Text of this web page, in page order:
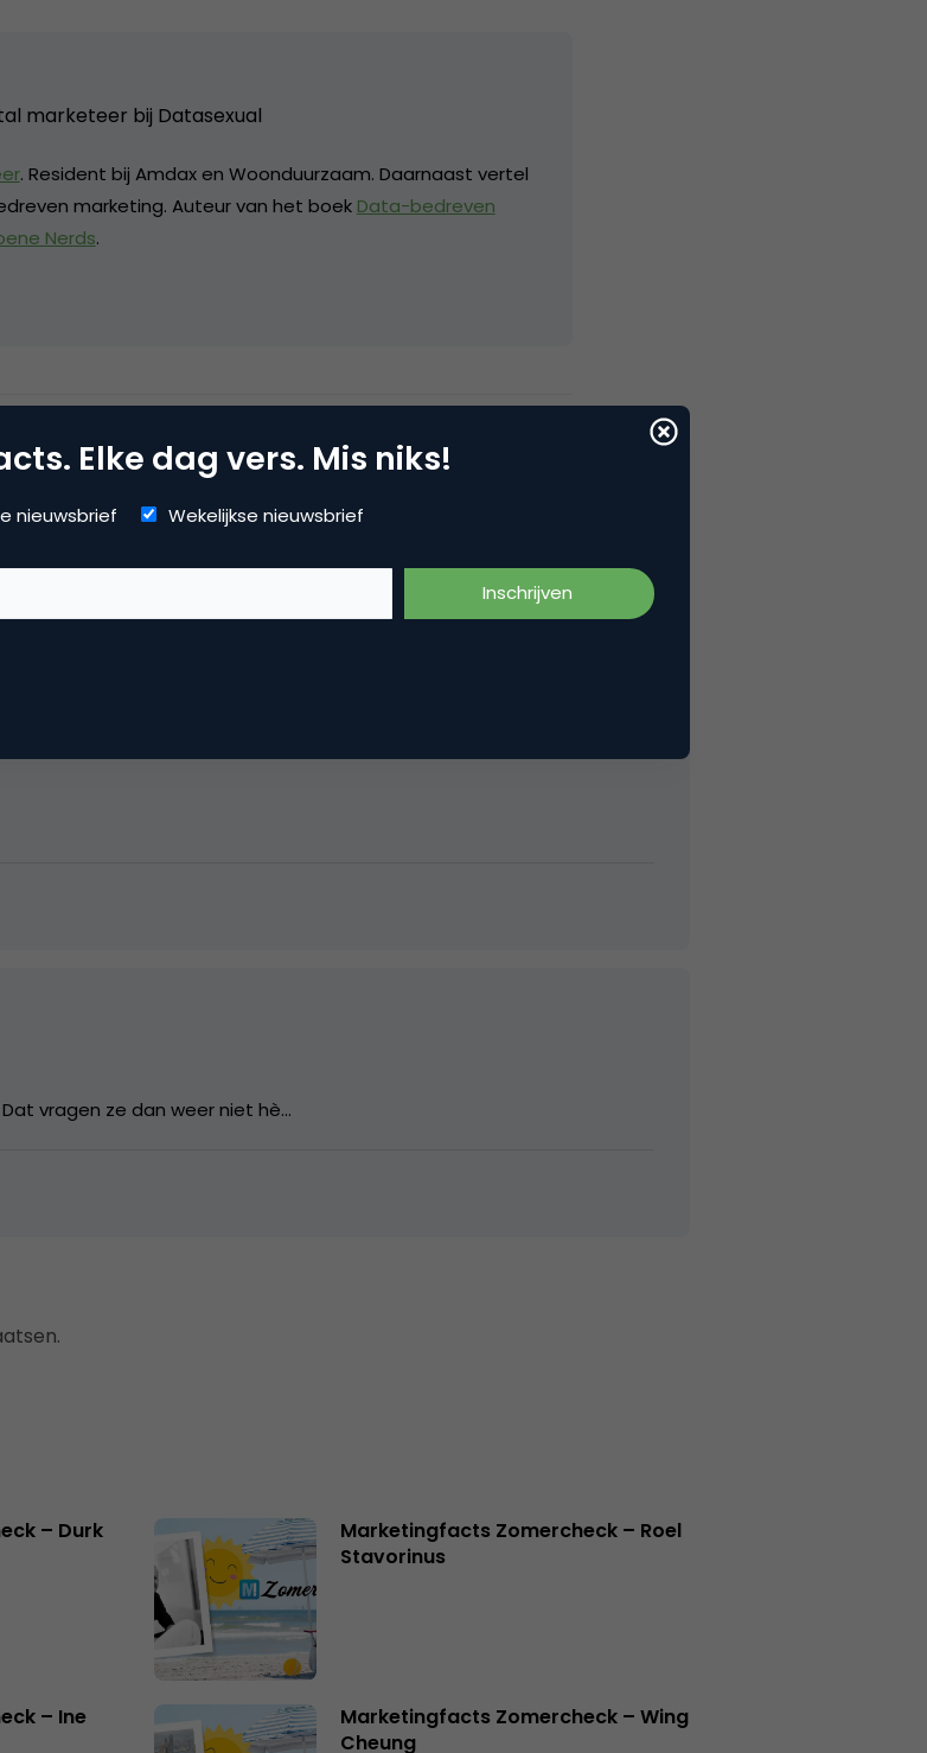
marketeer bij Datasexual
. Resident bij Amdax en Woonduurzaam. Daarnaast vertel
marketing. Auteur van het boek Data-bedreven
Nerds.
onderzoek
vragen ze dan weer niet hè…
– Durk
Marketingfacts Zomercheck – Roel
Stavorinus
– Ine
Marketingfacts Zomercheck – Wing
Cheung
Elke dag vers. Mis niks!
nieuwsbrief Wekelijkse nieuwsbrief